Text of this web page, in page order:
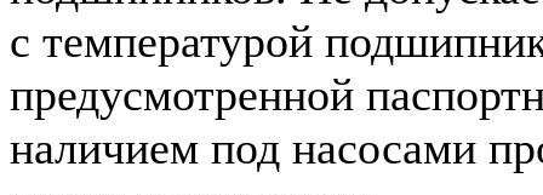
с температурой
предусмотренной
наличием под насосами